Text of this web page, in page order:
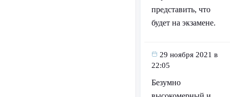
представить, что
будет на экзамене.
29 ноября 2021 в
22:05
Безумно